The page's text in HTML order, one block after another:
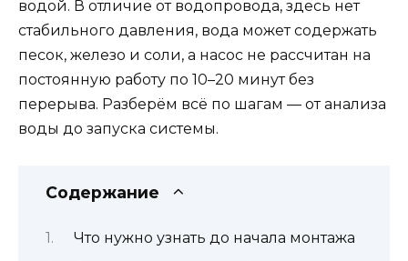
водой. В отличие от водопровода, здесь нет
стабильного давления, вода может содержать
песок, железо и соли, а насос не рассчитан на
постоянную работу по 10–20 минут без
перерыва. Разберём всё по шагам — от анализа
воды до запуска системы.
Содержание
Что нужно узнать до начала монтажа